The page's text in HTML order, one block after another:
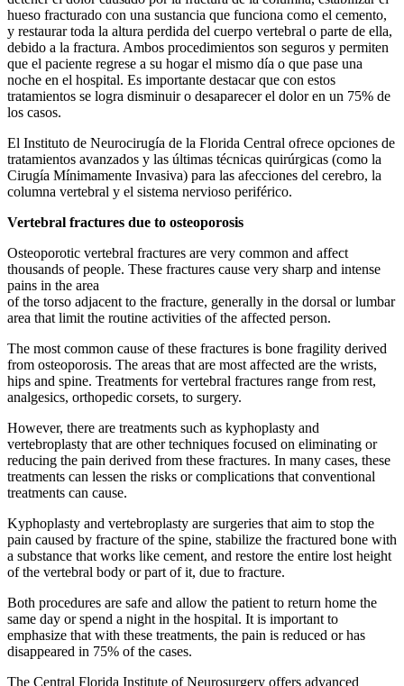
hueso fracturado con una sustancia que funciona como el cemento,
y restaurar toda la altura perdida del cuerpo vertebral o parte de ella,
debido a la fractura. Ambos procedimientos son seguros y permiten
que el paciente regrese a su hogar el mismo día o que pase una
noche en el hospital. Es importante destacar que con estos
tratamientos se logra disminuir o desaparecer el dolor en un 75% de
los casos.
El Instituto de Neurocirugía de la Florida Central ofrece opciones de
tratamientos avanzados y las últimas técnicas quirúrgicas (como la
Cirugía Mínimamente Invasiva) para las afecciones del cerebro, la
columna vertebral y el sistema nervioso periférico.
Vertebral fractures due to osteoporosis
Osteoporotic vertebral fractures are very common and affect
thousands of people. These fractures cause very sharp and intense
pains in the area
of the torso adjacent to the fracture, generally in the dorsal or lumbar
area that limit the routine activities of the affected person.
The most common cause of these fractures is bone fragility derived
from osteoporosis. The areas that are most affected are the wrists,
hips and spine. Treatments for vertebral fractures range from rest,
analgesics, orthopedic corsets, to surgery.
However, there are treatments such as kyphoplasty and
vertebroplasty that are other techniques focused on eliminating or
reducing the pain derived from these fractures. In many cases, these
treatments can lessen the risks or complications that conventional
treatments can cause.
Kyphoplasty and vertebroplasty are surgeries that aim to stop the
pain caused by fracture of the spine, stabilize the fractured bone with
a substance that works like cement, and restore the entire lost height
of the vertebral body or part of it, due to fracture.
Both procedures are safe and allow the patient to return home the
same day or spend a night in the hospital. It is important to
emphasize that with these treatments, the pain is reduced or has
disappeared in 75% of the cases.
The Central Florida Institute of Neurosurgery offers advanced